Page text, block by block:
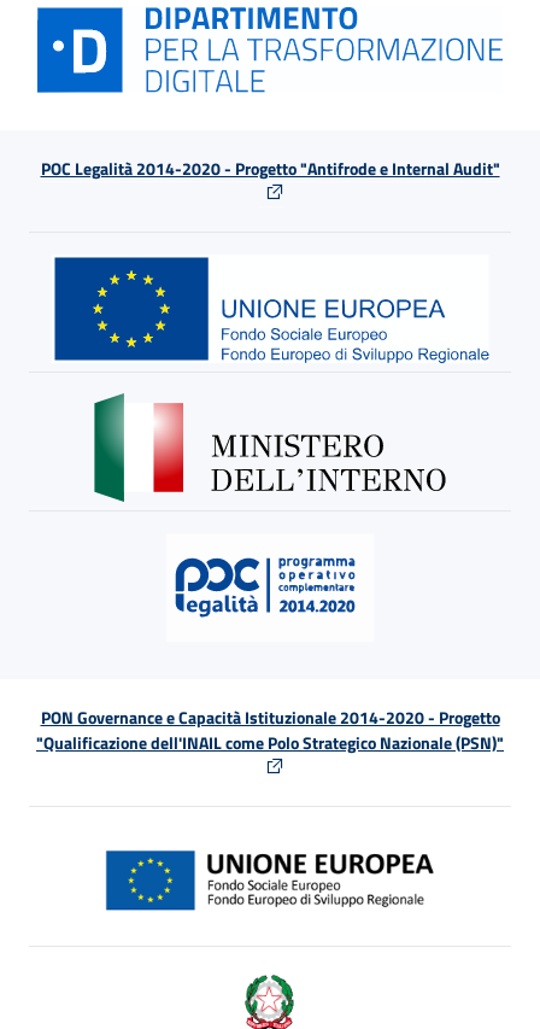
POC Legalità 2014-2020 - Progetto "Antifrode e Internal Audit"
PON Governance e Capacità Istituzionale 2014-2020 - Progetto
"Qualificazione dell'INAIL come Polo Strategico Nazionale (PSN)"